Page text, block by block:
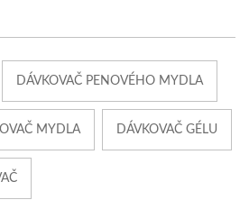
DÁVKOVAČ PENOVÉHO MYDLA
MYDLA DÁVKOVAČ GÉLU